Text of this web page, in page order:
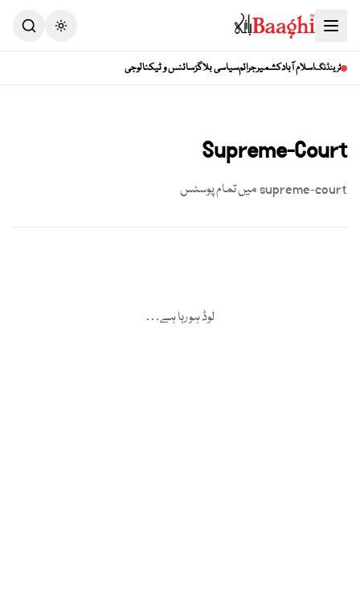
Toggle theme
ٹرینڈنگاسلام آبادکشمیرجرائمسیاسی بلاگزسائنس و ٹیکنالوجی
Supreme-Court
supreme-courtمیں تمام پوسٹس
لوڈ ہو رہا ہے…